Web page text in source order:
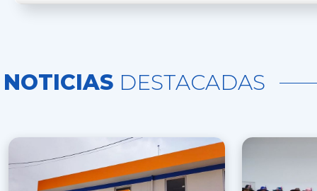
NOTICIAS DESTACADAS